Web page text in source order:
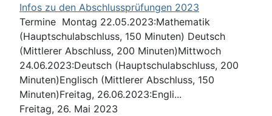
Infos zu den Abschlussprüfungen 2023
Termine Montag 22.05.2023:Mathematik
(Hauptschulabschluss, 150 Minuten) Deutsch
(Mittlerer Abschluss, 200 Minuten)Mittwoch
24.06.2023:Deutsch (Hauptschulabschluss, 200
Minuten)Englisch (Mittlerer Abschluss, 150
Minuten)Freitag, 26.06.2023:Engli...
Freitag, 26. Mai 2023